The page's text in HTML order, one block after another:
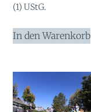
(1) UStG.
In den Warenkorb